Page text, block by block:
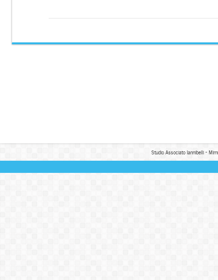
Studio Associato Iannibelli -